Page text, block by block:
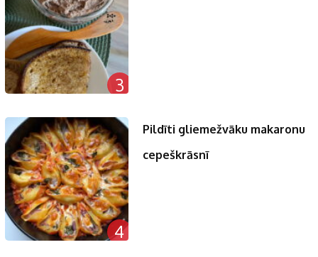
3
4
Pildīti gliemežvāku makaronu
cepeškrāsnī